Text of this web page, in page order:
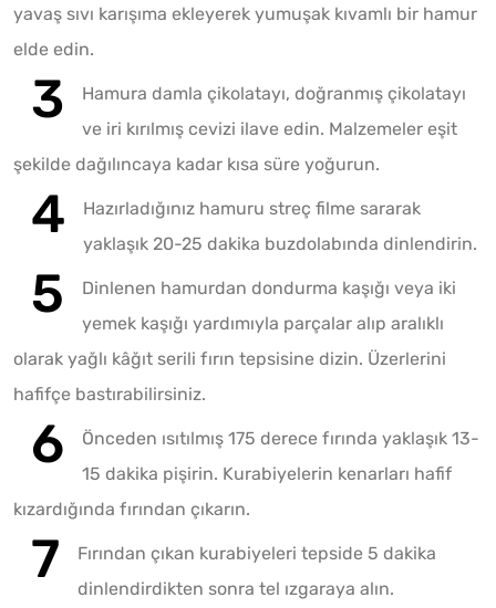
yavaş sıvı karışıma ekleyerek yumuşak kıvamlı bir hamur
elde edin.
Hamura damla çikolatayı, doğranmış çikolatayı
ve iri kırılmış cevizi ilave edin. Malzemeler eşit
şekilde dağılıncaya kadar kısa süre yoğurun.
Hazırladığınız hamuru streç filme sararak
yaklaşık 20-25 dakika buzdolabında dinlendirin.
Dinlenen hamurdan dondurma kaşığı veya iki
yemek kaşığı yardımıyla parçalar alıp aralıklı
olarak yağlı kâğıt serili fırın tepsisine dizin. Üzerlerini
hafifçe bastırabilirsiniz.
Önceden ısıtılmış 175 derece fırında yaklaşık 13-
15 dakika pişirin. Kurabiyelerin kenarları hafif
kızardığında fırından çıkarın.
Fırından çıkan kurabiyeleri tepside 5 dakika
dinlendirdikten sonra tel ızgaraya alın.